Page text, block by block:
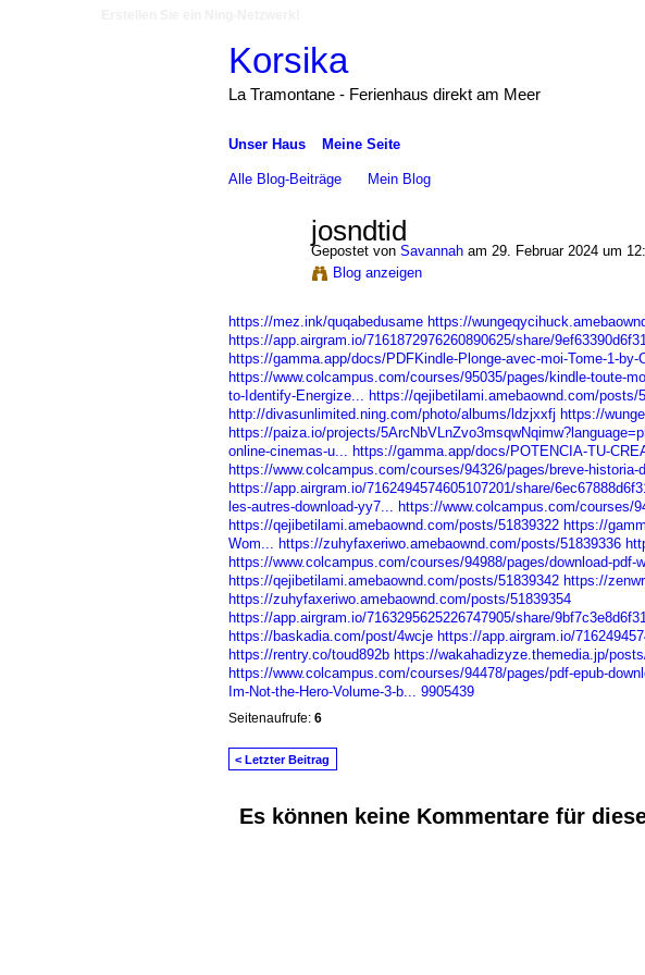
Korsika
La Tramontane - Ferienhaus direkt am Meer
Unser Haus Meine Seite
Alle Blog-Beiträge Mein Blog
josndtid
Gepostet von Savannaham 29. Februar 2024 um
Blog anzeigen
https://mez.ink/quqabedusame https://
https://app.airgram.io/7161872976260890625/share/
https://gamma.app/docs/PDFKindle-Plonge-avec-moi-Tome-1-by-
https://www.colcampus.com/courses/95035/pages/kindle-toute-
to-Identify-Energize... https://qejibetilami.amebaownd.com/posts/
http://divasunlimited.ning.com/photo/albums/ldzjxxfj https://
https://paiza.io/projects/
online-cinemas-u... https://gamma.app/docs/POTENCIA-TU-
https://www.colcampus.com/courses/94326/pages/breve-historia-
https://app.airgram.io/7162494574605107201/share/
les-autres-download-yy7... https://www.colcampus.com/courses/
https://qejibetilami.amebaownd.com/posts/51839322 https://
Wom... https://zuhyfaxeriwo.amebaownd.com/posts/51839336
https://www.colcampus.com/courses/94988/pages/download-pdf-
https://qejibetilami.amebaownd.com/posts/51839342 https://
https://zuhyfaxeriwo.amebaownd.com/posts/51839354
https://app.airgram.io/7163295625226747905/share/
https://baskadia.com/post/4wcje https://app.airgram.io/
https://rentry.co/toud892b https://wakahadizyze.themedia.jp/
https://www.colcampus.com/courses/94478/pages/pdf-epub-
Im-Not-the-Hero-Volume-3-b... 9905439
Seitenaufrufe: 6
< Letzter Beitrag
Es können keine Kommentare für